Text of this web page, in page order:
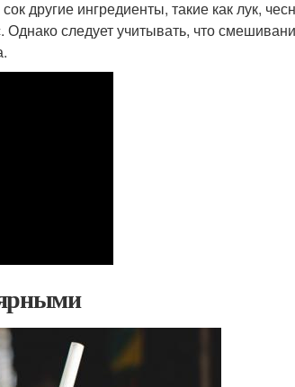
другие ингредиенты, такие как лук,
следует учитывать, что